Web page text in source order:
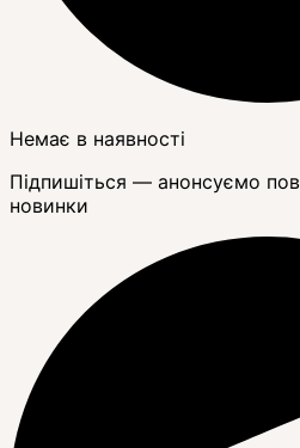
Немає в наявності
Підпишіться — анонсуємо
новинки